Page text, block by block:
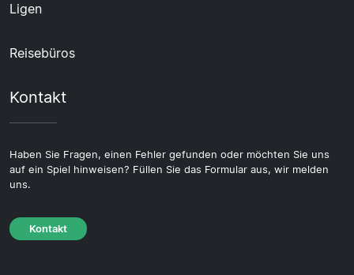
Ligen
Reisebüros
Kontakt
Haben Sie Fragen, einen Fehler gefunden oder möchten Sie uns
auf ein Spiel hinweisen? Füllen Sie das Formular aus, wir melden
uns.
Kontakt